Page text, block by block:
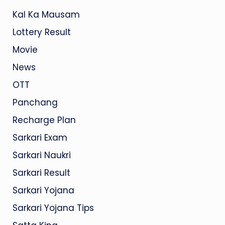
Kal Ka Mausam
Lottery Result
Movie
News
OTT
Panchang
Recharge Plan
Sarkari Exam
Sarkari Naukri
Sarkari Result
Sarkari Yojana
Sarkari Yojana Tips